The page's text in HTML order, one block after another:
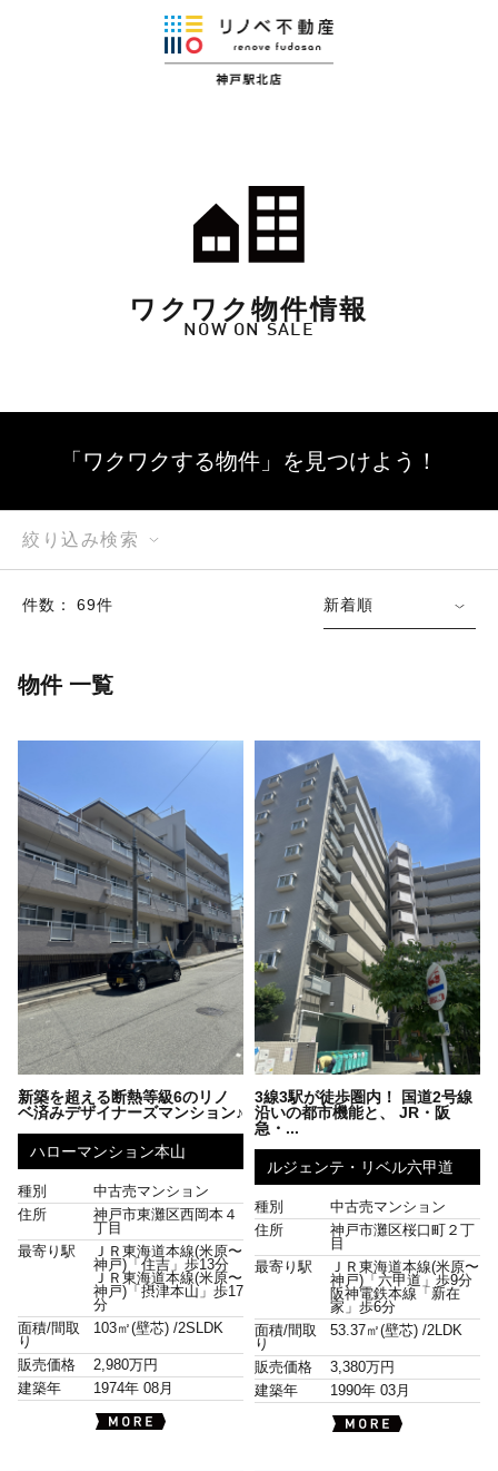
ワクワク物件情報
NOW ON SALE
「ワクワクする物件」を 見つけよう！
絞り込み検索
件数： 69件 新着順
物件 一覧
新築を超える断熱等級6のリノ
ベ済みデザイナーズマンション♪
ハローマンション本山
種別
中古売マンション
住所
神戸市東灘区西岡本４
丁目
最寄り駅
ＪＲ東海道本線(米原〜
神戸)「住吉」歩13分
ＪＲ東海道本線(米原〜
神戸)「摂津本山」歩17
分
面積/間取
り
103㎡(壁芯) /2SLDK
販売価格
2,980万円
建築年
1974年 08月
3線3駅が徒歩圏内！ 国道2号線
沿いの都市機能と、 JR・阪
急・...
ルジェンテ・リベル六甲道
種別
中古売マンション
住所
神戸市灘区桜口町２丁
目
最寄り駅
ＪＲ東海道本線(米原〜
神戸)「六甲道」歩9分
阪神電鉄本線「新在
家」歩6分
面積/間取
り
53.37㎡(壁芯) /2LDK
販売価格
3,380万円
建築年
1990年 03月